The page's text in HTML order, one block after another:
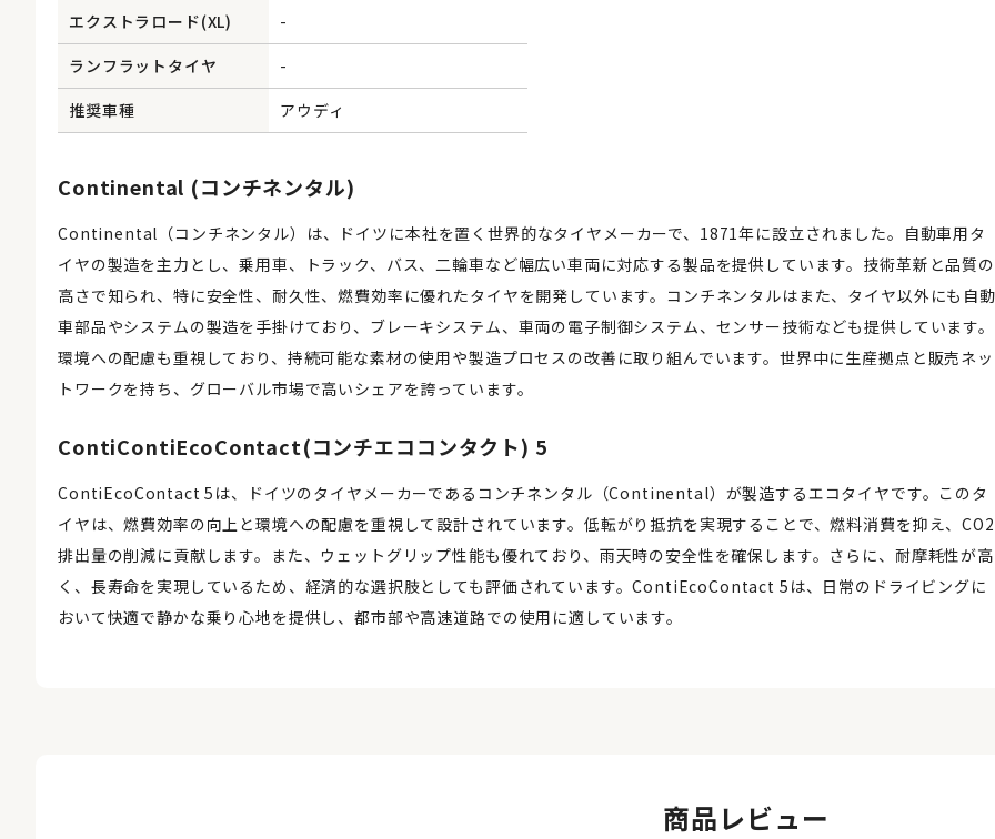
エクストラロード(XL)
-
ランフラットタイヤ
-
推奨車種
アウディ
Continental (コンチネンタル)
Continental（コンチネンタル）は、ドイツに本社を置く世界的なタイヤメーカーで、1871年に設立されました。自動車用タ
イヤの製造を主力とし、乗用車、トラック、バス、二輪車など幅広い車両に対応する製品を提供しています。技術革新と品質の
高さで知られ、特に安全性、耐久性、燃費効率に優れたタイヤを開発しています。コンチネンタルはまた、タイヤ以外にも自動
車部品やシステムの製造を手掛けており、ブレーキシステム、車両の電子制御システム、センサー技術なども提供しています。
環境への配慮も重視しており、持続可能な素材の使用や製造プロセスの改善に取り組んでいます。世界中に生産拠点と販売ネッ
トワークを持ち、グローバル市場で高いシェアを誇っています。
ContiContiEcoContact(コンチエココンタクト) 5
ContiEcoContact 5は、ドイツのタイヤメーカーであるコンチネンタル（Continental）が製造するエコタイヤです。このタ
イヤは、燃費効率の向上と環境への配慮を重視して設計されています。低転がり抵抗を実現することで、燃料消費を抑え、CO2
排出量の削減に貢献します。また、ウェットグリップ性能も優れており、雨天時の安全性を確保します。さらに、耐摩耗性が高
く、長寿命を実現しているため、経済的な選択肢としても評価されています。ContiEcoContact 5は、日常のドライビングに
おいて快適で静かな乗り心地を提供し、都市部や高速道路での使用に適しています。
商品レビュー